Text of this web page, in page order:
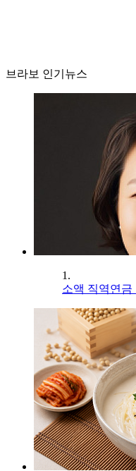
브라보 인기뉴스
1.
소액 직역연